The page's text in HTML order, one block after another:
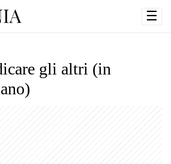
☰
gli altri (in